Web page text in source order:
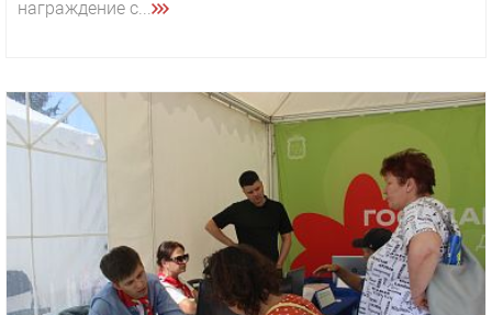
награждение с...